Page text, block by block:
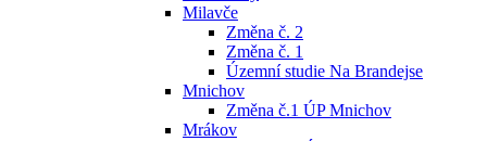
Milavče
Změna č. 2
Změna č. 1
Územní studie Na Brandejse
Mnichov
Změna č.1 ÚP Mnichov
Mrákov